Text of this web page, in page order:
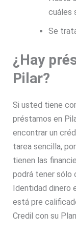
cuáles
Se
¿Hay
Pilar?
Si usted tiene
préstamos en
encontrar un
tarea sencilla,
tienen las
podrá tener sólo
Identidad dinero
está pre
Credil con su